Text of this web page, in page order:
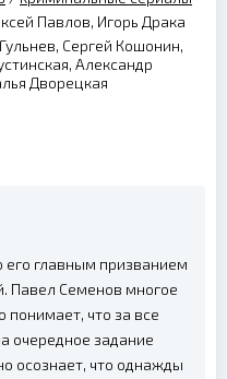
Павлов, Игорь Драка
Сергей Кошонин,
Александр
Дворецкая
его главным призванием
Павел Семенов многое
понимает, что за все
очередное задание
осознает, что однажды